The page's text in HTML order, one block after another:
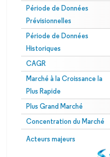
Période de Données
Prévisionnelles
Période de Données
Historiques
CAGR
Marché à la Croissance la
Plus Rapide
Plus Grand Marché
Concentration du Marché
Acteurs majeurs